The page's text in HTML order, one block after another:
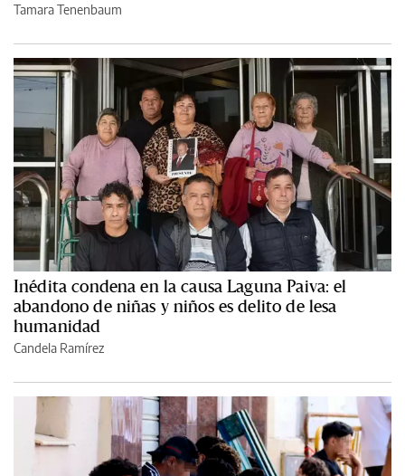
Tamara Tenenbaum
Inédita condena en la causa Laguna Paiva: el
abandono de niñas y niños es delito de lesa
humanidad
Candela Ramírez